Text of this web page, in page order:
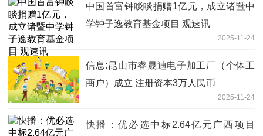
中国首富钟睒睒捐赠1亿元，成立诸暨中
学钟子逸教育基金项目 观速讯
2025-11-24
信息:昆山市睿晟迪电子加工厂（个体工
商户）成立 注册资本3万人民币
2025-11-24
快播：优必选中标2.64亿元广西项目